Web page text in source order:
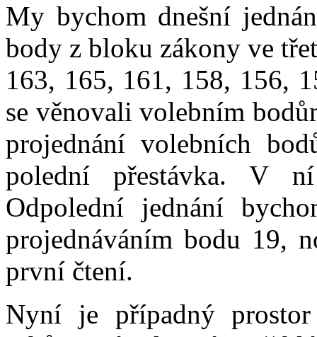
My bychom dnešní
body z bloku zákony ve
163, 165, 161, 158, 156,
se věnovali volebním
projednání volebních
polední přestávka. V
Odpolední jednání
projednáváním bodu 19,
první čtení.
Nyní je případný